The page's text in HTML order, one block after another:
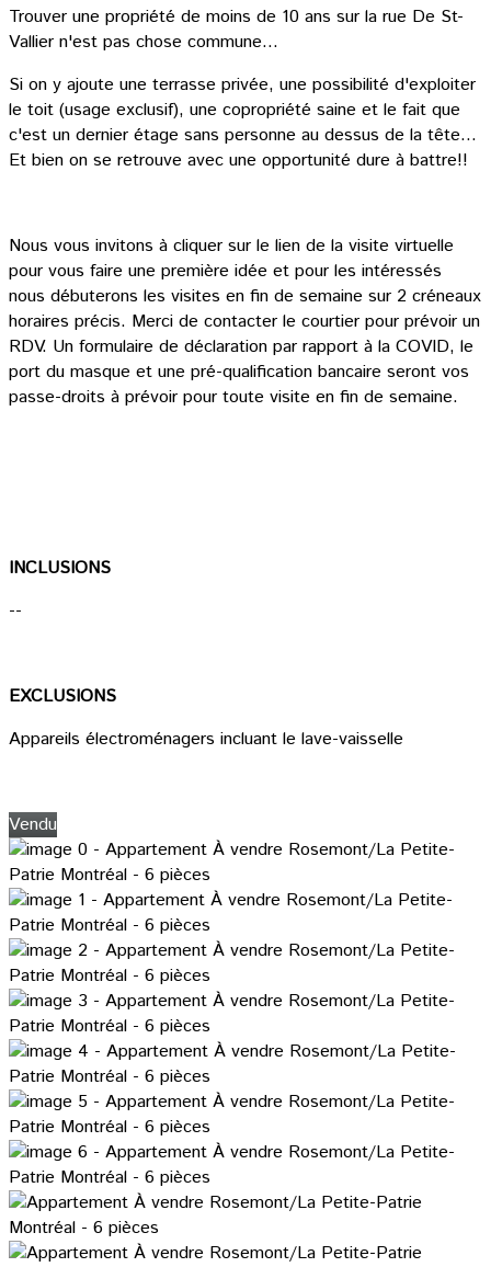
Trouver une propriété de moins de 10 ans sur la rue De St-
Vallier n'est pas chose commune...
Si on y ajoute une terrasse privée, une possibilité d'exploiter
le toit (usage exclusif), une copropriété saine et le fait que
c'est un dernier étage sans personne au dessus de la tête...
Et bien on se retrouve avec une opportunité dure à battre!!
Nous vous invitons à cliquer sur le lien de la visite virtuelle
pour vous faire une première idée et pour les intéressés
nous débuterons les visites en fin de semaine sur 2 créneaux
horaires précis. Merci de contacter le courtier pour prévoir un
RDV. Un formulaire de déclaration par rapport à la COVID, le
port du masque et une pré-qualification bancaire seront vos
passe-droits à prévoir pour toute visite en fin de semaine.
INCLUSIONS
--
EXCLUSIONS
Appareils électroménagers incluant le lave-vaisselle
Vendu